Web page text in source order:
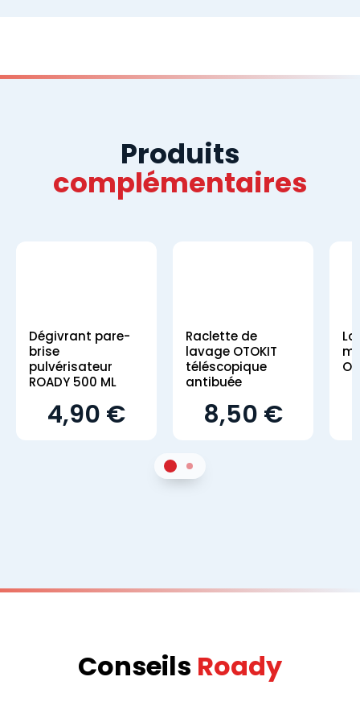
Produits
complémentaires
Dégivrant pare-
brise
pulvérisateur
ROADY 500 ML
4,90 €
Raclette de
lavage OTOKIT
téléscopique
antibuée
8,50 €
Sur 22Sur 2
Conseils Roady